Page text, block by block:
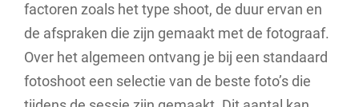
factoren zoals het type shoot, de duur ervan en
de afspraken die zijn gemaakt met de fotograaf.
Over het algemeen ontvang je bij een standaard
fotoshoot een selectie van de beste foto’s die